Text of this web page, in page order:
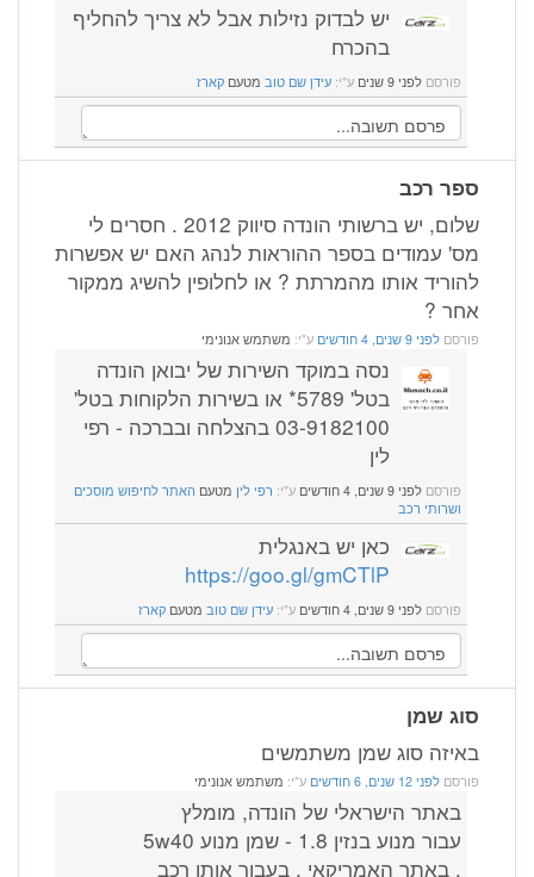
יש לבדוק נזילות אבל לא צריך להחליף
בהכרח
פורסם לפני 9 שנים ע"י: עידן שם טוב מטעם קארז
ספר רכב
שלום, יש ברשותי הונדה סיווק 2012 . חסרים לי
מס' עמודים בספר ההוראות לנהג האם יש אפשרות
להוריד אותו מהמרתת ? או לחלופין להשיג ממקור
אחר ?
פורסם לפני 9 שנים, 4 חודשים ע"י: משתמש אנונימי
נסה במוקד השירות של יבואן הונדה
בטל' 5789* או בשירות הלקוחות בטל'
03-9182100 בהצלחה ובברכה - רפי
לין
פורסם לפני 9 שנים, 4 חודשים ע"י: רפי לין מטעם האתר לחיפוש מוסכים
ושרותי רכב
כאן יש באנגלית
https://goo.gl/gmCTlP
פורסם לפני 9 שנים, 4 חודשים ע"י: עידן שם טוב מטעם קארז
סוג שמן
באיזה סוג שמן משתמשים
פורסם לפני 12 שנים, 6 חודשים ע"י: משתמש אנונימי
באתר הישראלי של הונדה, מומלץ
עבור מנוע בנזין 1.8 - שמן מנוע 5w40
. באתר האמריקאי , בעבור אותו רכב